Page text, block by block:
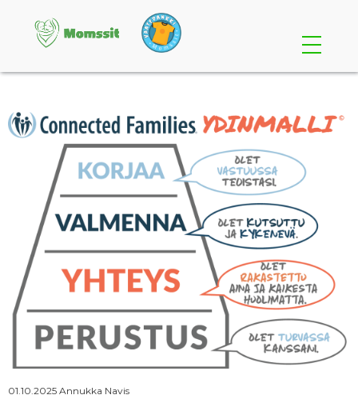
Osallistu
Perheille
Yrityksille
Momssien tarina
01.10.2025 Annukka Navis